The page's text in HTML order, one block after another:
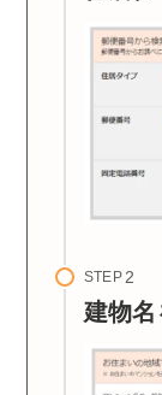
STEP
建物名